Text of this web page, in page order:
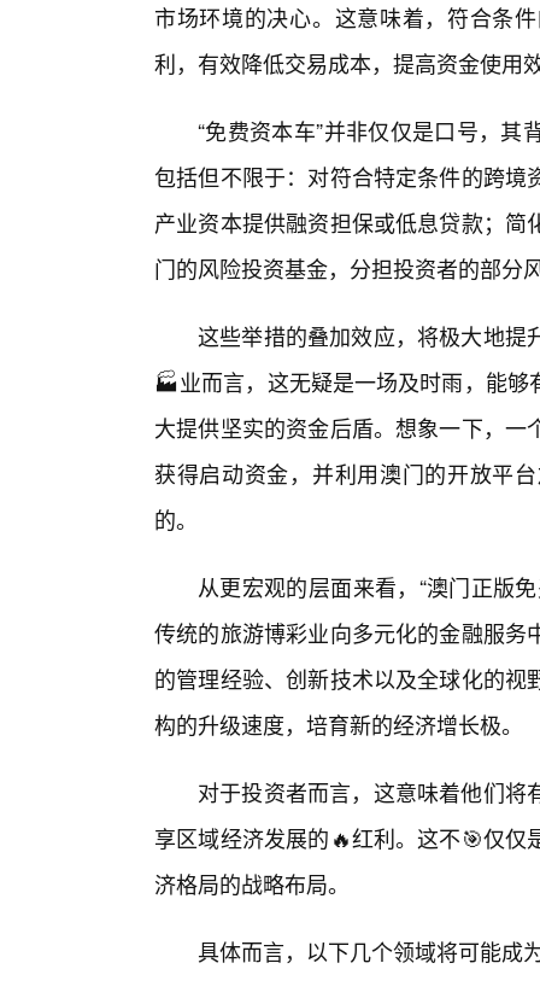
市场环境的决心。这意味着，符合条
利，有效降低交易成本，提高资金使用
“免费资本车”并非仅仅是口号，
包括但不限于：对符合特定条件的跨
产业资本提供融资担保或低息贷款；
门的风险投资基金，分担投资者的部分
这些举措的叠加效应，将极大地提
🏭业而言，这无疑是一场及时雨，能
大提供坚实的资金后盾。想象一下，
获得启动资金，并利用澳门的开放平
的。
从更宏观的层面来看，“澳门正版
传统的旅游博彩业向多元化的金融服
的管理经验、创新技术以及全球化的
构的升级速度，培育新的经济增长极。
对于投资者而言，这意味着他们
享区域经济发展的🔥红利。这不🎯仅
济格局的战略布局。
具体而言，以下几个领域将可能成